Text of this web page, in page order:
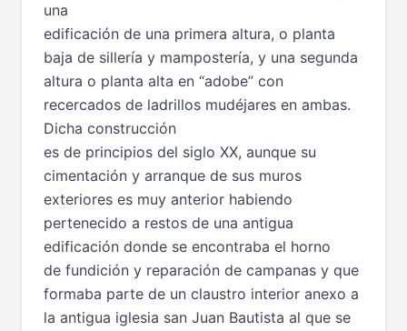
una
edificación de una primera altura, o planta
baja de sillería y mampostería, y una segunda
altura o planta alta en “adobe” con
recercados de ladrillos mudéjares en ambas.
Dicha construcción
es de principios del siglo XX, aunque su
cimentación y arranque de sus muros
exteriores es muy anterior habiendo
pertenecido a restos de una antigua
edificación donde se encontraba el horno
de fundición y reparación de campanas y que
formaba parte de un claustro interior anexo a
la antigua iglesia san Juan Bautista al que se